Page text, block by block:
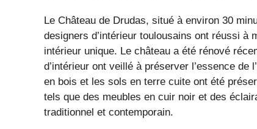
Le Château de Drudas, situé à environ 30
designers d’intérieur toulousains ont réussi
intérieur unique. Le château a été rénové
d’intérieur ont veillé à préserver l’essence
en bois et les sols en terre cuite ont été
tels que des meubles en cuir noir et des
traditionnel et contemporain.